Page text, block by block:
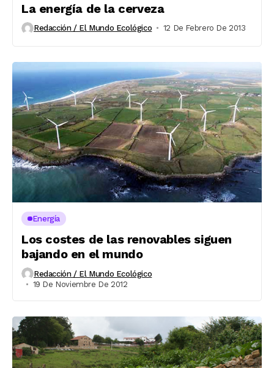
La energía de la cerveza
Redacción / El Mundo Ecológico 12 De Febrero De 2013
Energía
Los costes de las renovables siguen
bajando en el mundo
Redacción / El Mundo Ecológico
19 De Noviembre De 2012